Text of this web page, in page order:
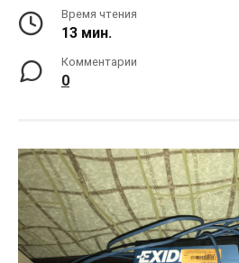
Время чтения
13 мин.
Комментарии
0